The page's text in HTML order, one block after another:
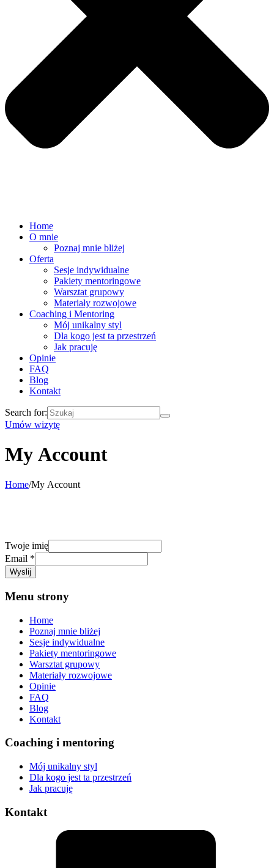
Home
O mnie
Poznaj mnie bliżej
Oferta
Sesje indywidualne
Pakiety mentoringowe
Warsztat grupowy
Materiały rozwojowe
Coaching i Mentoring
Mój unikalny styl
Dla kogo jest ta przestrzeń
Jak pracuję
Opinie
FAQ
Blog
Kontakt
Search for:
Umów wizytę
My Account
Home/My Account
Twoje imię
imię
Email
Twoje
Email *
Wyslij
Menu strony
Home
Poznaj mnie bliżej
Sesje indywidualne
Pakiety mentoringowe
Warsztat grupowy
Materiały rozwojowe
Opinie
FAQ
Blog
Kontakt
Coaching i mentoring
Mój unikalny styl
Dla kogo jest ta przestrzeń
Jak pracuję
Kontakt